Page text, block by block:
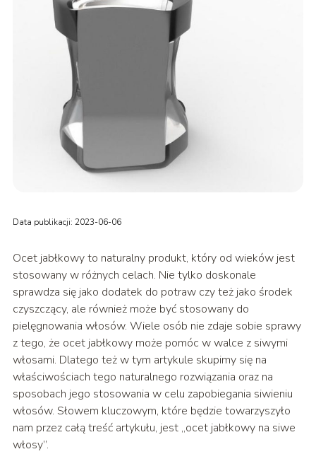
Data publikacji: 2023-06-06
Ocet jabłkowy to naturalny produkt, który od wieków jest
stosowany w różnych celach. Nie tylko doskonale
sprawdza się jako dodatek do potraw czy też jako środek
czyszczący, ale również może być stosowany do
pielęgnowania włosów. Wiele osób nie zdaje sobie sprawy
z tego, że ocet jabłkowy może pomóc w walce z siwymi
włosami. Dlatego też w tym artykule skupimy się na
właściwościach tego naturalnego rozwiązania oraz na
sposobach jego stosowania w celu zapobiegania siwieniu
włosów. Słowem kluczowym, które będzie towarzyszyło
nam przez całą treść artykułu, jest „ocet jabłkowy na siwe
włosy”.